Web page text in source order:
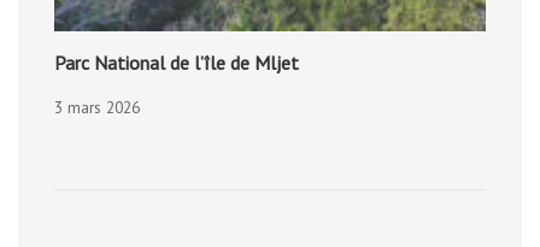
Parc National de l’île de Mljet
3 mars 2026